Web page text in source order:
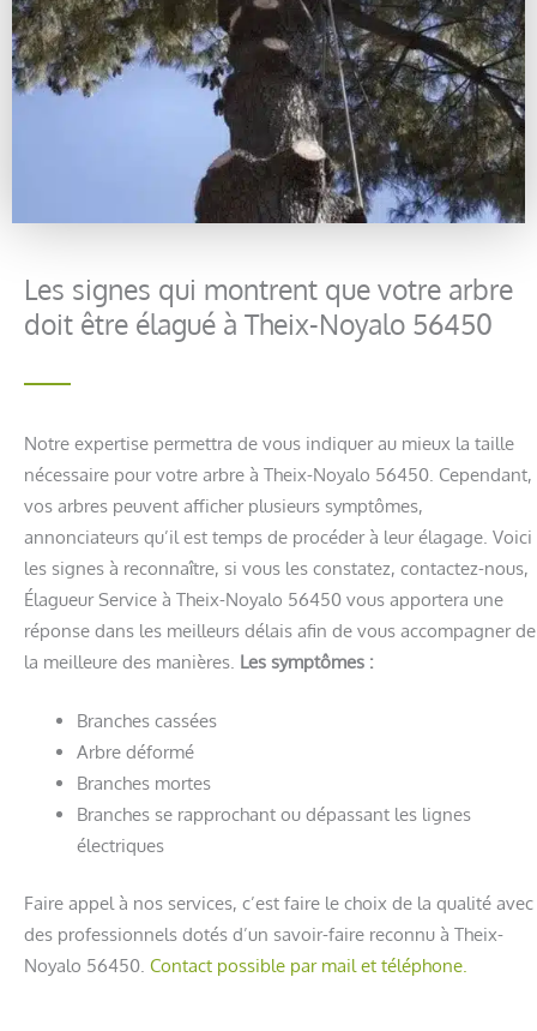
Les signes qui montrent que votre arbre
doit être élagué à Theix-Noyalo 56450
Notre expertise permettra de vous indiquer au mieux la taille
nécessaire pour votre arbre à Theix-Noyalo 56450. Cependant,
vos arbres peuvent afficher plusieurs symptômes,
annonciateurs qu’il est temps de procéder à leur élagage. Voici
les signes à reconnaître, si vous les constatez, contactez-nous,
Élagueur Service à Theix-Noyalo 56450 vous apportera une
réponse dans les meilleurs délais afin de vous accompagner de
la meilleure des manières. Les symptômes :
Branches cassées
Arbre déformé
Branches mortes
Branches se rapprochant ou dépassant les lignes
électriques
Faire appel à nos services, c’est faire le choix de la qualité avec
des professionnels dotés d’un savoir-faire reconnu à Theix-
Noyalo 56450. Contact possible par mail et téléphone.